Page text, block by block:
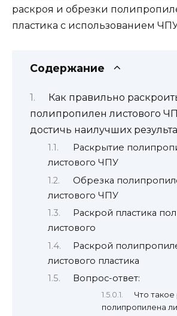
раскроя и обрезки
пластика с использованием
Содержание
Как правильно
полипропилен листового
достичь наилучших
Раскрытие
листового ЧПУ
Обрезка
листового ЧПУ
Раскрой пластика
листового
Раскрой
листового пластика
Вопрос-ответ:
Что
полипропилена